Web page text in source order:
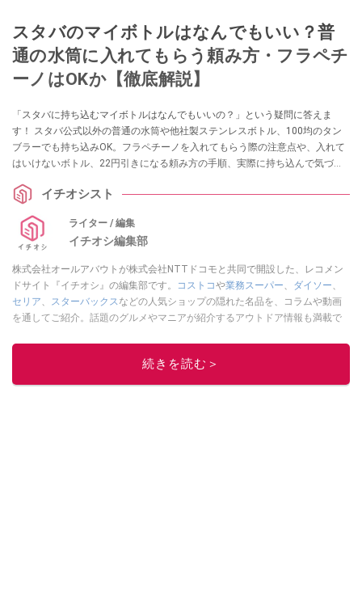
スタバのマイボトルはなんでもいい？普
通の水筒に入れてもらう頼み方・フラペチ
ーノはOKか【徹底解説】
「スタバに持ち込むマイボトルはなんでもいいの？」という疑問に答えま
す！ スタバ公式以外の普通の水筒や他社製ステンレスボトル、100均のタン
ブラーでも持ち込みOK。フラペチーノを入れてもらう際の注意点や、入れて
はいけないボトル、22円引きになる頼み方の手順、実際に持ち込んで気づい
イチオシスト
ライター / 編集
イチオシ編集部
株式会社オールアバウトが株式会社NTTドコモと共同で開設した、レコメン
ドサイト『イチオシ』の編集部です。
コストコや業務スーパー、 ダイソー、
セリア、 スターバックスなどの人気ショップの隠れた名品を、コラムや動画
を通してご紹介。話題のグルメやマニアが紹介するアウトドア情報も満載で
レビューしています。毎日トレンド情報をお届けしているので、ぜひ
してください！続きを読む＞